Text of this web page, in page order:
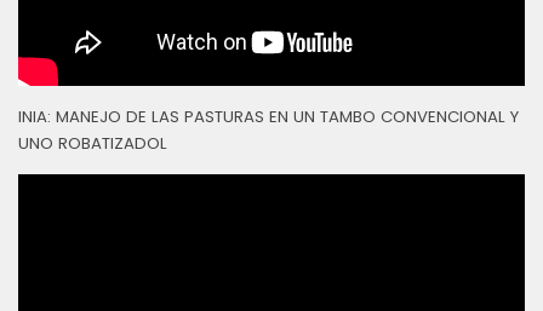
INIA: MANEJO DE LAS PASTURAS EN UN TAMBO CONVENCIONAL Y
UNO ROBATIZADOL